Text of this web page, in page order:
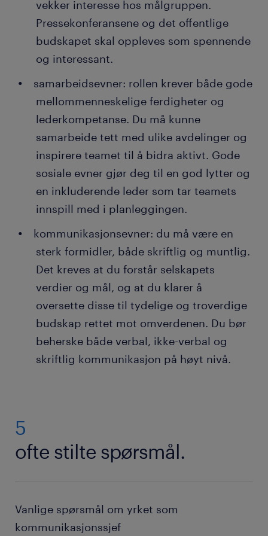
vekker interesse hos målgruppen.
Pressekonferansene og det offentlige
budskapet skal oppleves som spennende
og interessant.
samarbeidsevner: rollen krever både gode
mellommenneskelige ferdigheter og
lederkompetanse. Du må kunne
samarbeide tett med ulike avdelinger og
inspirere teamet til å bidra aktivt. Gode
sosiale evner gjør deg til en god lytter og
en inkluderende leder som tar teamets
innspill med i planleggingen.
kommunikasjonsevner: du må være en
sterk formidler, både skriftlig og muntlig.
Det kreves at du forstår selskapets
verdier og mål, og at du klarer å
oversette disse til tydelige og troverdige
budskap rettet mot omverdenen. Du bør
beherske både verbal, ikke-verbal og
skriftlig kommunikasjon på høyt nivå.
5
ofte stilte spørsmål.
Vanlige spørsmål om yrket som
kommunikasjonssjef